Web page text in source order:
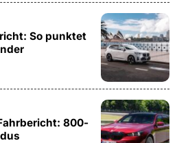
So punktet
800-